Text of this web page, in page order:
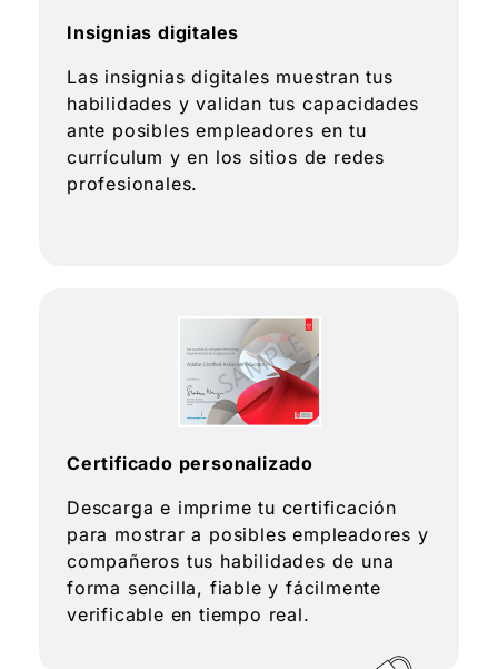
Insignias digitales
Las insignias digitales muestran tus
habilidades y validan tus capacidades
ante posibles empleadores en tu
currículum y en los sitios de redes
profesionales.
Certificado personalizado
Descarga e imprime tu certificación
para mostrar a posibles empleadores y
compañeros tus habilidades de una
forma sencilla, fiable y fácilmente
verificable en tiempo real.